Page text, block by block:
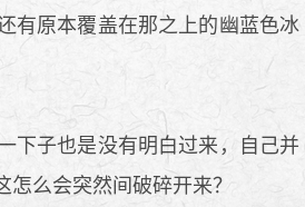
有原本覆盖在那之上的幽蓝色冰
下子也是没有明白过来，自己并
么会突然间破碎开来？